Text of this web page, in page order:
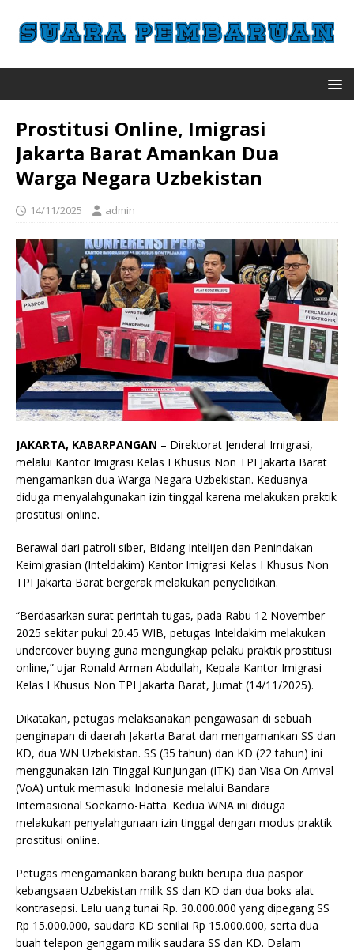
Prostitusi Online, Imigrasi
Jakarta Barat Amankan Dua
Warga Negara Uzbekistan
14/11/2025 admin
JAKARTA, KABARPANGAN – Direktorat Jenderal Imigrasi,
melalui Kantor Imigrasi Kelas I Khusus Non TPI Jakarta Barat
mengamankan dua Warga Negara Uzbekistan. Keduanya
diduga menyalahgunakan izin tinggal karena melakukan praktik
prostitusi online.
Berawal dari patroli siber, Bidang Intelijen dan Penindakan
Keimigrasian (Inteldakim) Kantor Imigrasi Kelas I Khusus Non
TPI Jakarta Barat bergerak melakukan penyelidikan.
“Berdasarkan surat perintah tugas, pada Rabu 12 November
2025 sekitar pukul 20.45 WIB, petugas Inteldakim melakukan
undercover buying guna mengungkap pelaku praktik prostitusi
online,” ujar Ronald Arman Abdullah, Kepala Kantor Imigrasi
Kelas I Khusus Non TPI Jakarta Barat, Jumat (14/11/2025).
Dikatakan, petugas melaksanakan pengawasan di sebuah
penginapan di daerah Jakarta Barat dan mengamankan SS dan
KD, dua WN Uzbekistan. SS (35 tahun) dan KD (22 tahun) ini
menggunakan Izin Tinggal Kunjungan (ITK) dan Visa On Arrival
(VoA) untuk memasuki Indonesia melalui Bandara
Internasional Soekarno-Hatta. Kedua WNA ini diduga
melakukan penyalahgunaan izin tinggal dengan modus praktik
prostitusi online.
Petugas mengamankan barang bukti berupa dua paspor
kebangsaan Uzbekistan milik SS dan KD dan dua boks alat
kontrasepsi. Lalu uang tunai Rp. 30.000.000 yang dipegang SS
Rp 15.000.000, saudara KD senilai Rp 15.000.000, serta dua
buah telepon genggam milik saudara SS dan KD. Dalam